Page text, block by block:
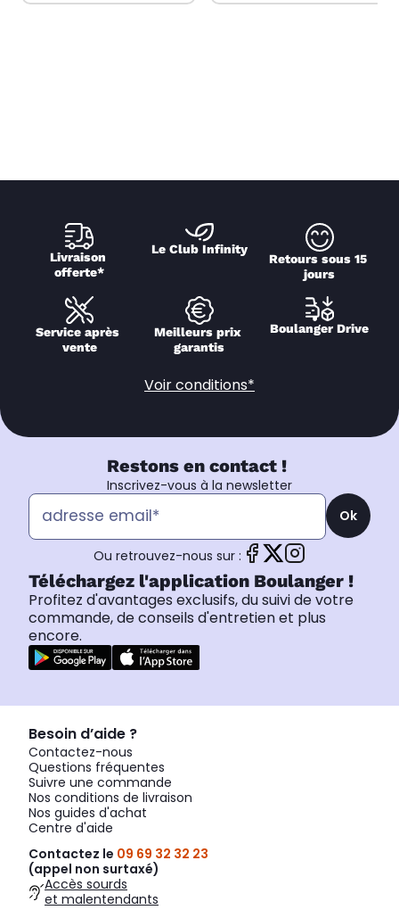
Livraison
offerte*
Le Club Infinity
Retours sous 15
jours
Service après
vente
Meilleurs prix
garantis
Boulanger Drive
Voir conditions*
Restons en contact !
Inscrivez-vous à la newsletter
Ok
Ou retrouvez-nous sur :
Téléchargez l'application Boulanger !
Profitez d'avantages exclusifs, du suivi de votre
commande, de conseils d'entretien et plus
encore.
Besoin d’aide ?
Contactez-nous
Questions fréquentes
Suivre une commande
Nos conditions de livraison
Nos guides d'achat
Centre d'aide
Contactez le 09 69 32 32 23
(appel non surtaxé)
Accès sourds
et malentendants